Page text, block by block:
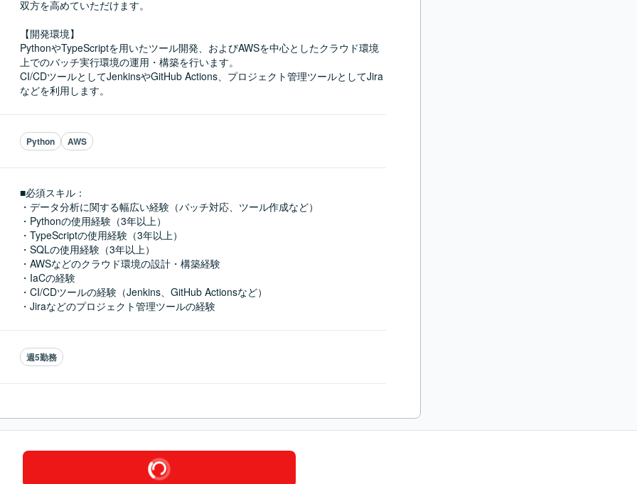
双方を高めていただけます。
【開発環境】
PythonやTypeScriptを用いたツール開発、およびAWSを中心としたクラウド環境
上でのバッチ実行環境の運用・構築を行います。
CI/CDツールとしてJenkinsやGitHub Actions、プロジェクト管理ツールとしてJira
などを利用します。
Python AWS
■必須スキル：
・データ分析に関する幅広い経験（バッチ対応、ツール作成など）
・Pythonの使用経験（3年以上）
・TypeScriptの使用経験（3年以上）
・SQLの使用経験（3年以上）
・AWSなどのクラウド環境の設計・構築経験
・IaCの経験
・CI/CDツールの経験（Jenkins、GitHub Actionsなど）
・Jiraなどのプロジェクト管理ツールの経験
週5勤務